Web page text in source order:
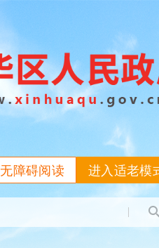
进入适老模
无障碍阅读